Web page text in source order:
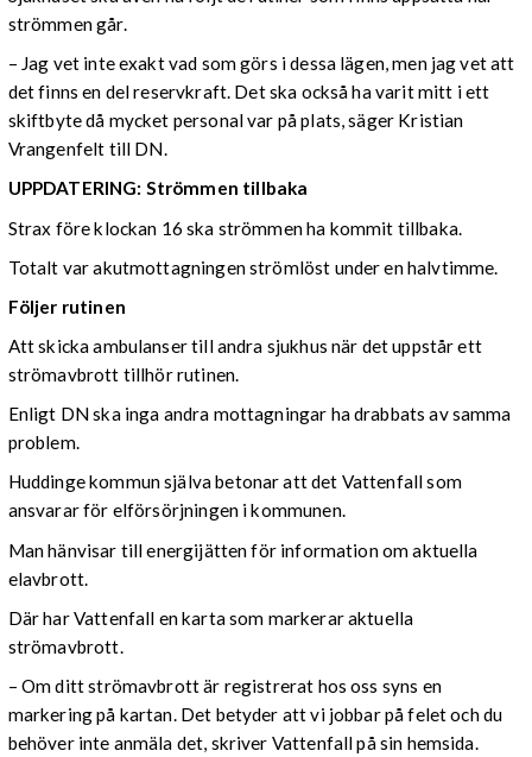
strömmen går.
– Jag vet inte exakt vad som görs i dessa lägen, men jag vet att
det finns en del reservkraft. Det ska också ha varit mitt i ett
skiftbyte då mycket personal var på plats, säger Kristian
Vrangenfelt till DN.
UPPDATERING: Strömmen tillbaka
Strax före klockan 16 ska strömmen ha kommit tillbaka.
Totalt var akutmottagningen strömlöst under en halvtimme.
Följer rutinen
Att skicka ambulanser till andra sjukhus när det uppstår ett
strömavbrott tillhör rutinen.
Enligt DN ska inga andra mottagningar ha drabbats av samma
problem.
Huddinge kommun själva betonar att det Vattenfall som
ansvarar för elförsörjningen i kommunen.
Man hänvisar till energijätten för information om aktuella
elavbrott.
Där har Vattenfall en karta som markerar aktuella
strömavbrott.
–Om ditt strömavbrott är registrerat hos oss syns en
markering på kartan. Det betyder att vi jobbar på felet och du
behöver inte anmäla det, skriver Vattenfall på sin hemsida.